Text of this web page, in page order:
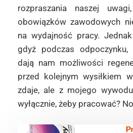
rozpraszania naszej
obowiązków zawodowych
na wydajność pracy.
gdyż podczas odpoczynku,
dają nam możliwości
przed kolejnym wysiłkiem
zdaje, ale z mojego
wyłącznie, żeby pracować?